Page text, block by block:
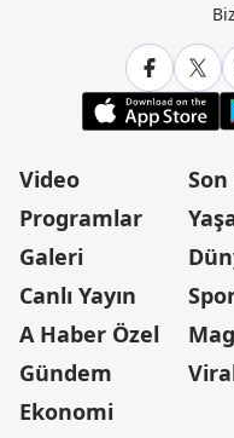
Video
Programlar
Galeri
Canlı Yayın
A Haber Özel
Gündem
Ekonomi